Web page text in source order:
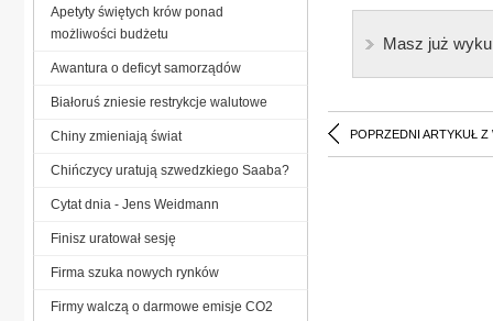
Masz już
POPRZEDNI ARTYKUŁ Z
Apetyty świętych krów ponad
możliwości budżetu
Awantura o deficyt samorządów
Białoruś zniesie restrykcje walutowe
Chiny zmieniają świat
Chińczycy uratują szwedzkiego Saaba?
Cytat dnia - Jens Weidmann
Finisz uratował sesję
Firma szuka nowych rynków
Firmy walczą o darmowe emisje CO2